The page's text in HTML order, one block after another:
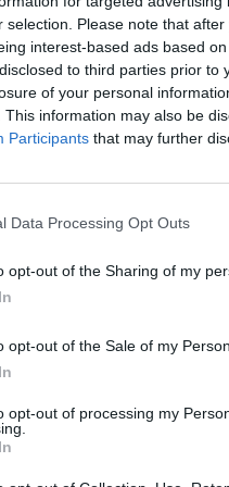
selection. Please note that
interest-based ads based
to third parties prior
of your personal
This information may also be
Participants that may further
Data Processing Opt Outs
opt-out of the Sharing of my
opt-out of the Sale of my
opt-out of processing my
Il tremendo
Il suo volto al Villa Park
i Villans volano ad
le formazioni ufficiali
al Nottingham
Forest. Come sta andando la